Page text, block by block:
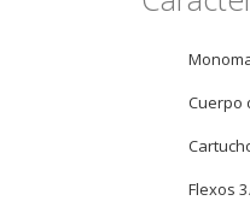
Cuerpo
Flexos